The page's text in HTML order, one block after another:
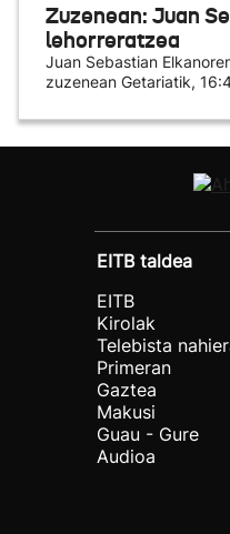
Zuzenean: Juan
lehorreratzea
Juan Sebastian
zuzenean Getariatik,
EITB taldea
EITB
Kirolak
Telebista
Primeran
Gaztea
Makusi
Guau - Gure
Audioa